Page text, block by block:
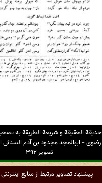
حدیقة الحقیقة و شریعة الطریقة به
رضوی - ابوالمجد مجدود بن آدم السنائی
تصویر ۳۹۲
پیشنهاد تصاویر مرتبط از منابع اینترنتی